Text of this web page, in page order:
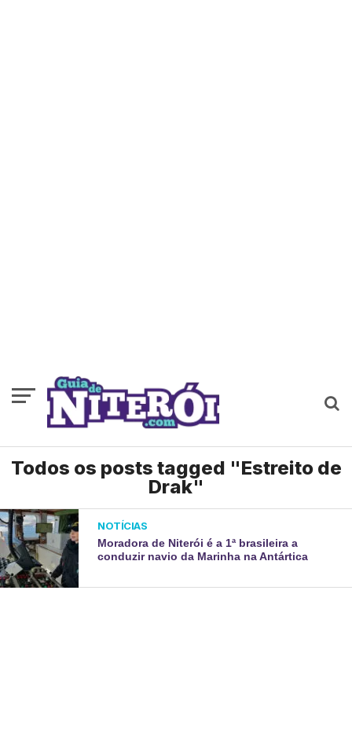
Todos os posts tagged "Estreito de
Drak"
NOTÍCIAS
Moradora de Niterói é a 1ª brasileira a
conduzir navio da Marinha na Antártica